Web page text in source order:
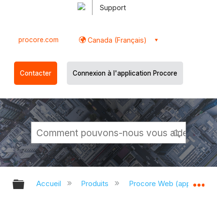
Support
procore.com Canada (Français)
Contacter Connexion à l'application Procore
Développer/réduire la hiérarchie
Accueil Produits Procore Web